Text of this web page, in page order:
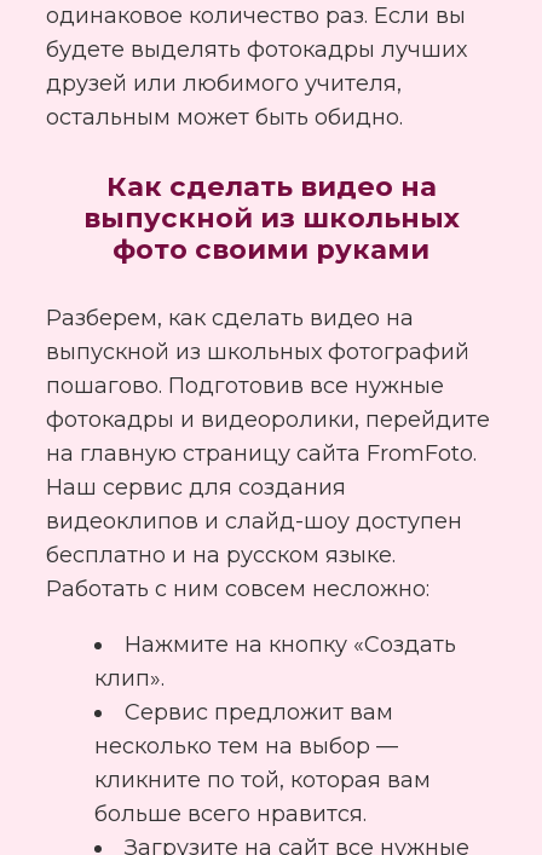
одинаковое количество раз. Если вы
будете выделять фотокадры лучших
друзей или любимого учителя,
остальным может быть обидно.
Как сделать видео на
выпускной из школьных
фото своими руками
Разберем, как сделать видео на
выпускной из школьных фотографий
пошагово. Подготовив все нужные
фотокадры и видеоролики, перейдите
на главную страницу сайта FromFoto.
Наш сервис для создания
видеоклипов и слайд-шоу доступен
бесплатно и на русском языке.
Работать с ним совсем несложно:
Нажмите на кнопку «Создать
клип».
Сервис предложит вам
несколько тем на выбор —
кликните по той, которая вам
больше всего нравится.
Загрузите на сайт все нужные